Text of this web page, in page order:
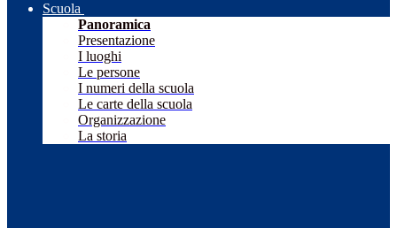
Scuola
Panoramica
Presentazione
I luoghi
Le persone
I numeri della scuola
Le carte della scuola
Organizzazione
La storia